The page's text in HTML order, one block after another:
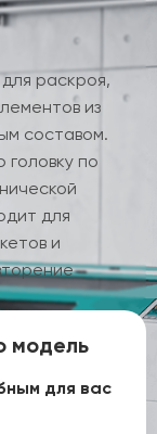
раскроя,
из
составом.
по
для
и
модель
для вас